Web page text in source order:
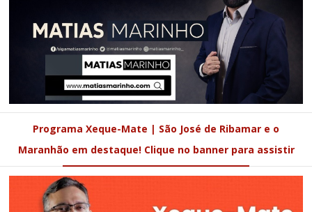
Programa Xeque-Mate | São José de Ribamar e o
Maranhão em destaque! Clique no banner para assistir